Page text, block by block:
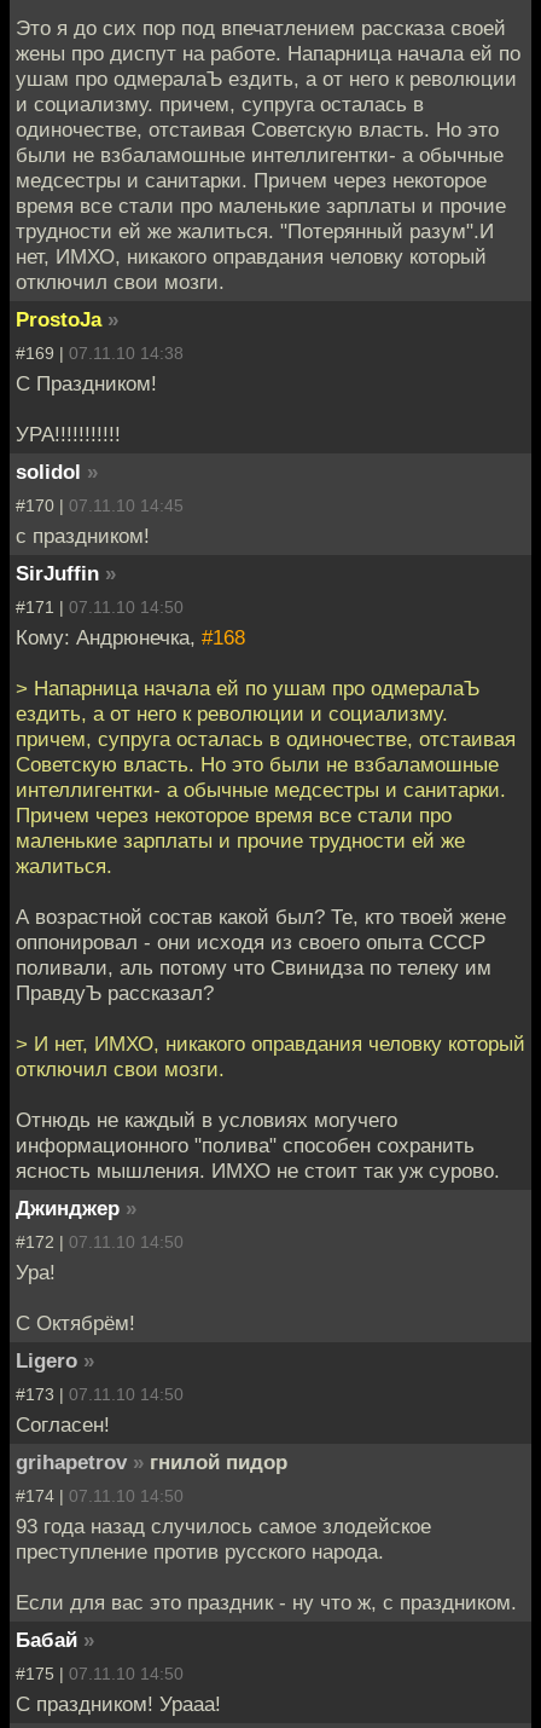
Это я до сих пор под впечатлением рассказа своей
жены про диспут на работе. Напарница начала ей по
ушам про одмералаЪ ездить, а от него к революции
и социализму. причем, супруга осталась в
одиночестве, отстаивая Советскую власть. Но это
были не взбаламошные интеллигентки- а обычные
медсестры и санитарки. Причем через некоторое
время все стали про маленькие зарплаты и прочие
трудности ей же жалиться. "Потерянный разум".И
нет, ИМХО, никакого оправдания человку который
отключил свои мозги.
ProstoJa »
#169 | 07.11.10 14:38
С Праздником!
УРА!!!!!!!!!!!
solidol »
#170 | 07.11.10 14:45
с праздником!
SirJuffin »
#171 | 07.11.10 14:50
Кому: Андрюнечка, #168
> Напарница начала ей по ушам про одмералаЪ
ездить, а от него к революции и социализму.
причем, супруга осталась в одиночестве, отстаивая
Советскую власть. Но это были не взбаламошные
интеллигентки- а обычные медсестры и санитарки.
Причем через некоторое время все стали про
маленькие зарплаты и прочие трудности ей же
жалиться.
А возрастной состав какой был? Те, кто твоей жене
оппонировал - они исходя из своего опыта СССР
поливали, аль потому что Свинидза по телеку им
ПравдуЪ рассказал?
> И нет, ИМХО, никакого оправдания человку который
отключил свои мозги.
Отнюдь не каждый в условиях могучего
информационного "полива" способен сохранить
ясность мышления. ИМХО не стоит так уж сурово.
Джинджер »
#172 | 07.11.10 14:50
Ура!
С Октябрём!
Ligero »
#173 | 07.11.10 14:50
Согласен!
grihapetrov » гнилой пидор
#174 | 07.11.10 14:50
93 года назад случилось самое злодейское
преступление против русского народа.
Если для вас это праздник - ну что ж, с праздником.
Бабай »
#175 | 07.11.10 14:50
С праздником! Урааа!